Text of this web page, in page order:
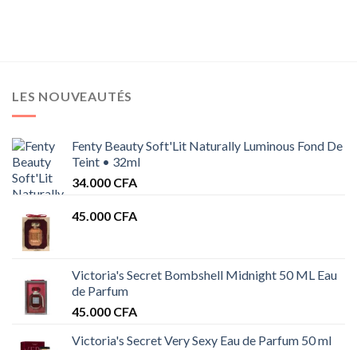
LES NOUVEAUTÉS
Fenty Beauty Soft'Lit Naturally Luminous Fond De
Teint • 32ml
34.000 CFA
45.000 CFA
Victoria's Secret Bombshell Midnight 50 ML Eau
de Parfum
45.000 CFA
Victoria's Secret Very Sexy Eau de Parfum 50 ml